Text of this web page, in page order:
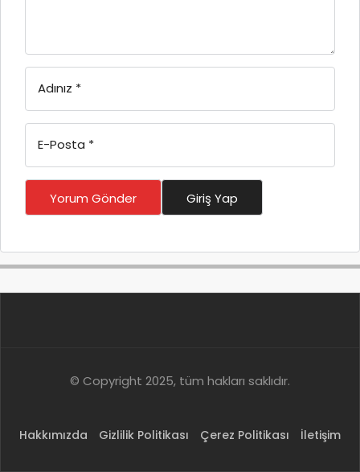
Adınız *
E-Posta *
Yorum Gönder Giriş Yap
© Copyright 2025, tüm hakları saklıdır.
Hakkımızda Gizlilik Politikası Çerez Politikası İletişim